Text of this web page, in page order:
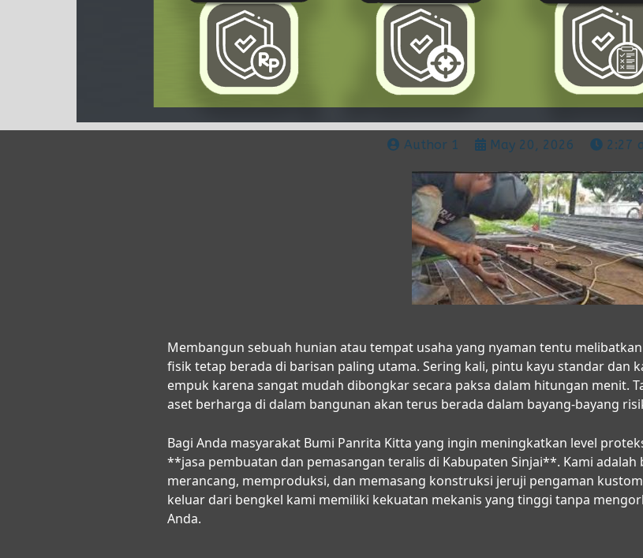
Author 1 May 20, 2026 2:27
Membangun sebuah hunian atau tempat usaha yang nyaman tentu
fisik tetap berada di barisan paling utama. Sering kali, pintu kayu standar dan
empuk karena sangat mudah dibongkar secara paksa dalam hitungan menit.
aset berharga di dalam bangunan akan terus berada dalam bayang-bayang
Bagi Anda masyarakat Bumi Panrita Kitta yang ingin meningkatkan level
**jasa pembuatan dan pemasangan teralis di Kabupaten Sinjai**. Kami adalah
merancang, memproduksi, dan memasang konstruksi jeruji pengaman
keluar dari bengkel kami memiliki kekuatan mekanis yang tinggi tanpa
Anda.